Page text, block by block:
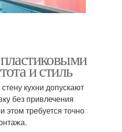
и стиль
кухни допускают
без привлечения
этом требуется точно